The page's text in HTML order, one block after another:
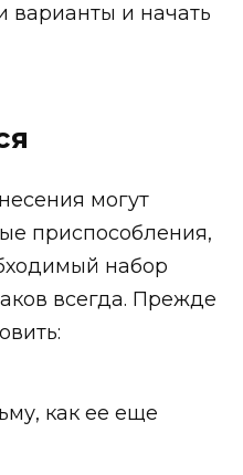
варианты и начать
могут
приспособления,
набор
всегда. Прежде
как ее еще